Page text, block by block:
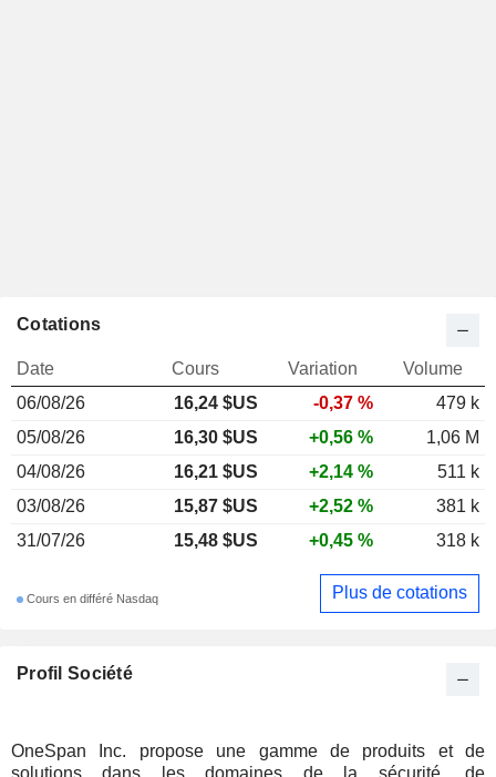
Profil Société
OneSpan Inc. propose une gamme de produits et de
solutions dans les domaines de la sécurité, de
Cotations
Date Cours Variation
Volume
06/08/26
16,24 $US -0,37 %
479 k
05/08/26
16,30 $US +0,56 %
1,06 M
04/08/26
16,21 $US +2,14 %
511 k
03/08/26
15,87 $US +2,52 %
381 k
31/07/26
15,48 $US +0,45 % 318 k
Cours en différé Nasdaq Plus de cotations